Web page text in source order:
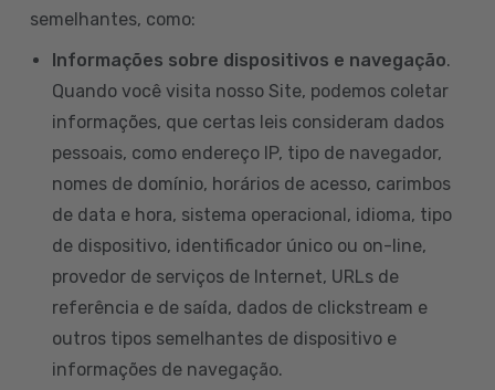
semelhantes, como:
Informações sobre dispositivos e navegação.
Quando você visita nosso Site, podemos coletar
informações, que certas leis consideram dados
pessoais, como endereço IP, tipo de navegador,
nomes de domínio, horários de acesso, carimbos
de data e hora, sistema operacional, idioma, tipo
de dispositivo, identificador único ou on-line,
provedor de serviços de Internet, URLs de
referência e de saída, dados de clickstream e
outros tipos semelhantes de dispositivo e
informações de navegação.